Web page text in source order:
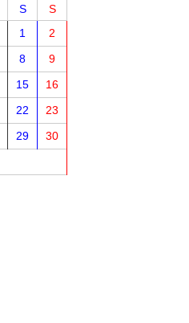
S
S
1
2
8
9
15
16
22
23
29
30